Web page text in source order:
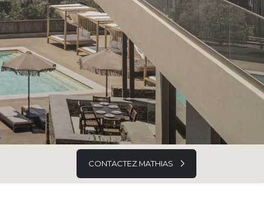
CONTACTEZ MATHIAS